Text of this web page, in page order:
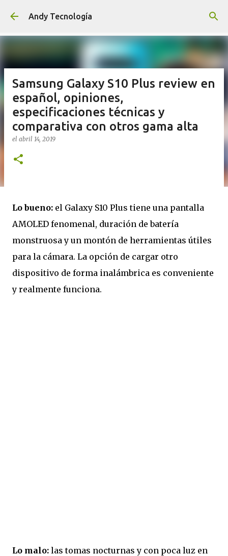
Ir al contenido principal
Andy Tecnología
Samsung Galaxy S10 Plus review en
español, opiniones,
especificaciones técnicas y
comparativa con otros gama alta
el abril 14, 2019
Lo bueno: el Galaxy S10 Plus tiene una pantalla
AMOLED fenomenal, duración de batería
monstruosa y un montón de herramientas útiles
para la cámara. La opción de cargar otro
dispositivo de forma inalámbrica es conveniente
y realmente funciona.
Lo malo: las tomas nocturnas y con poca luz en